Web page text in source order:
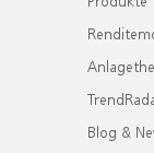
Blog &